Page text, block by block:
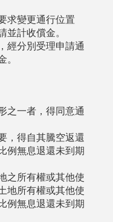
求變更通行位置
計收償金。
經分別受理申請通
之一者，得同意通
，得自其騰空返還
例無息退還未到期
之所有權或其他使
地所有權或其他使
例無息退還未到期